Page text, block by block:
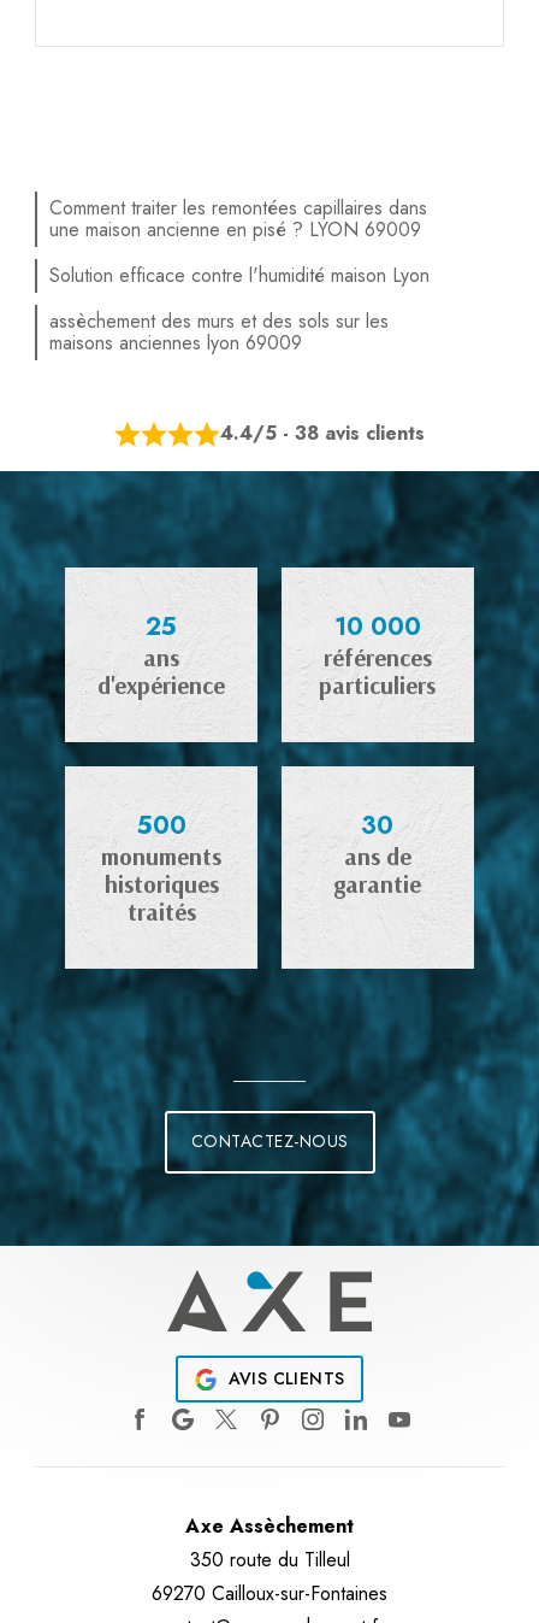
Comment traiter les remontées capillaires dans
une maison ancienne en pisé ? LYON 69009
Solution efficace contre l'humidité maison Lyon
assèchement des murs et des sols sur les
maisons anciennes lyon 69009
4.4/5 - 38 avis clients
25
ans
d'expérience
10 000
références
particuliers
500
monuments
historiques
traités
30
ans de
garantie
CONTACTEZ-NOUS
AVIS CLIENTS
Axe Assèchement
350 route du Tilleul
69270 Cailloux-sur-Fontaines